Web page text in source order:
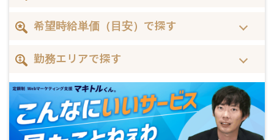
希望時給単価（目安）で探す
勤務エリアで探す